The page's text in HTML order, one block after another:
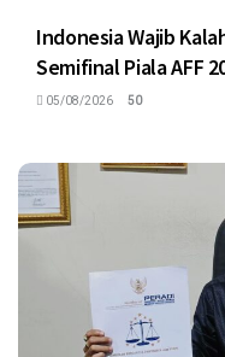
Indonesia Wajib
Semifinal Piala AFF
05/08/2026 50